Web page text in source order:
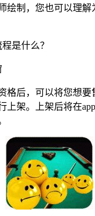
绘制，您也可以理解
是什么？
后，可以将您想要
上架。上架后将在